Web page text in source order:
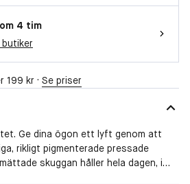
4 tim
butiker
199 kr · Se priser
Ge dina ögon ett lyft genom att
rikligt pigmenterade pressade
skuggan håller hela dagen, i